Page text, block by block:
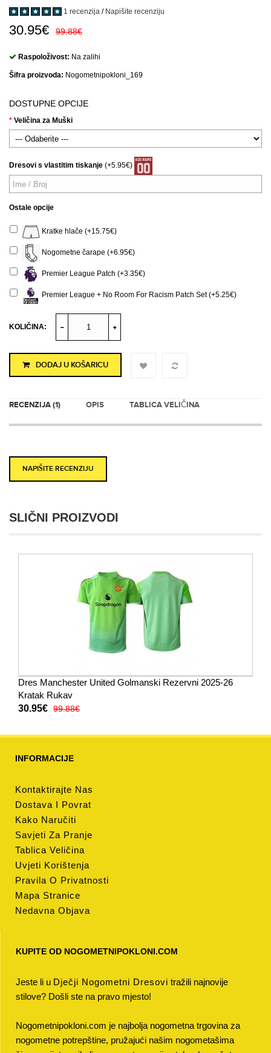
1 recenzija / Napišite recenziju
30.95€ 99.88€
Raspoloživost: Na zalihi
Šifra proizvoda: Nogometnipokloni_169
DOSTUPNE OPCIJE
Veličina za Muški
Dresovi s vlastitim tiskanje (+5.95€)
Ostale opcije
Kratke hlače (+15.75€)
Nogometne čarape (+6.95€)
Premier League Patch (+3.35€)
Premier League + No Room For Racism Patch Set (+5.25€)
KOLIČINA:
DODAJ U KOŠARICU
RECENZIJA (1) OPIS TABLICA VELIČINA
NAPIŠITE RECENZIJU
SLIČNI PROIZVODI
Dres Manchester United Golmanski Rezervni 2025-26
Kratak Rukav
30.95€ 99.88€
INFORMACIJE
Kontaktirajte Nas
Dostava I Povrat
Kako Naručiti
Savjeti Za Pranje
Tablica Veličina
Uvjeti Korištenja
Pravila O Privatnosti
Mapa Stranice
Nedavna Objava
KUPITE OD NOGOMETNIPOKLONI.COM
Jeste li u Dječji Nogometni Dresovi tražili najnovije
stilove? Došli ste na pravo mjesto!
Nogometnipokloni.com je najbolja nogometna trgovina za
nogometne potrepštine, pružajući našim nogometašima